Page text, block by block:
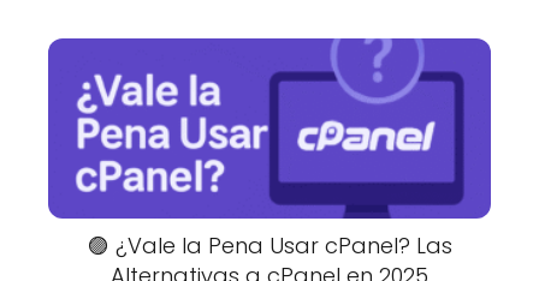
🟣 ¿Vale la Pena Usar cPanel? Las